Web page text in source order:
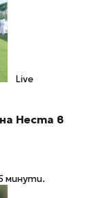
Live
Неста в
минути.